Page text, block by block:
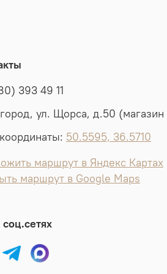
393 49 11
ул. Щорса, д.50 (магазин
50.5595, 36.5710
маршрут в Яндекс Картах
маршрут в Google Maps